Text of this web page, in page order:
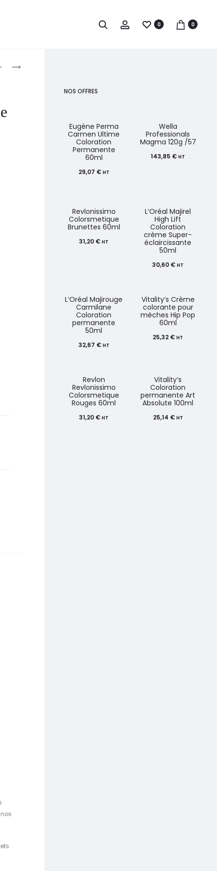
0 0
navigation
SCHWARZKOPF
60ML
L’ORÉAL
PERMANENTE
NOS OFFRES
Eugène Perma
Carmen Ultime
Coloration
Permanente
60ml
29,07 € HT
Wella
Professionals
Magma 120g /57
143,85 € HT
Revlonissimo
Colorsmetique
Brunettes 60ml
31,20 € HT
L’Oréal Majirel
High Lift
Coloration
crème Super-
éclaircissante
50ml
30,60 € HT
L’Oréal Majirouge
Carmilane
Coloration
permanente
50ml
32,67 € HT
Vitality’s Crème
colorante pour
mèches Hip Pop
60ml
25,32 € HT
Revlon
Revlonissimo
Colorsmetique
Rouges 60ml
31,20 € HT
Vitality’s
Coloration
permanente Art
Absolute 100ml
25,14 € HT